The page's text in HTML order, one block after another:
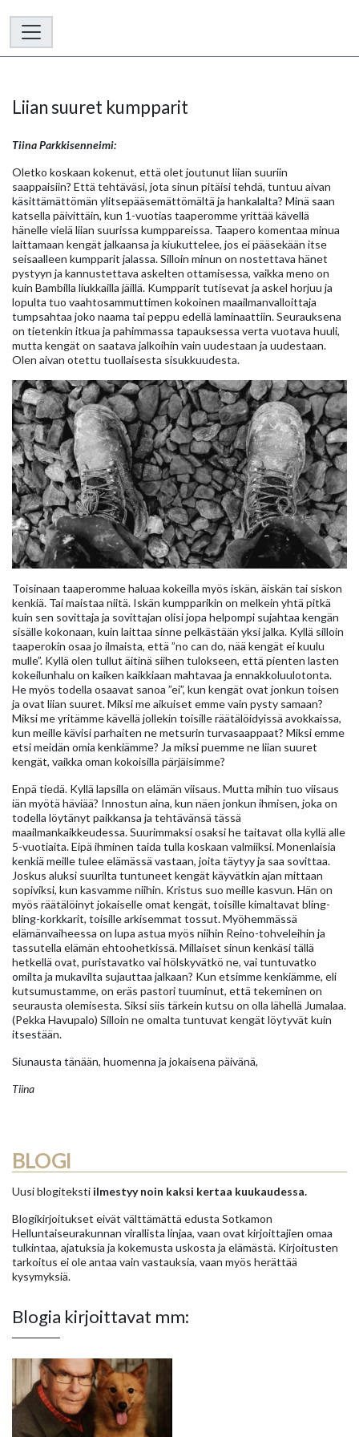
Liian suuret kumpparit
Tiina Parkkisenneimi:
Oletko koskaan kokenut, että olet joutunut liian suuriin
saappaisiin? Että tehtäväsi, jota sinun pitäisi tehdä, tuntuu aivan
käsittämättömän ylitsepääsemättömältä ja hankalalta? Minä saan
katsella päivittäin, kun 1-vuotias taaperomme yrittää kävellä
hänelle vielä liian suurissa kumppareissa. Taapero komentaa minua
laittamaan kengät jalkaansa ja kiukuttelee, jos ei pääsekään itse
seisaalleen kumpparit jalassa. Silloin minun on nostettava hänet
pystyyn ja kannustettava askelten ottamisessa, vaikka meno on
kuin Bambilla liukkailla jäillä. Kumpparit tutisevat ja askel horjuu ja
lopulta tuo vaahtosammuttimen kokoinen maailmanvalloittaja
tumpsahtaa joko naama tai peppu edellä laminaattiin. Seurauksena
on tietenkin itkua ja pahimmassa tapauksessa verta vuotava huuli,
mutta kengät on saatava jalkoihin vain uudestaan ja uudestaan.
Olen aivan otettu tuollaisesta sisukkuudesta.
Toisinaan taaperomme haluaa kokeilla myös iskän, äiskän tai siskon
kenkiä. Tai maistaa niitä. Iskän kumpparikin on melkein yhtä pitkä
kuin sen sovittaja ja sovittajan olisi jopa helpompi sujahtaa kengän
sisälle kokonaan, kuin laittaa sinne pelkästään yksi jalka. Kyllä silloin
taaperokin osaa jo ilmaista, että ”no can do, nää kengät ei kuulu
mulle”. Kyllä olen tullut äitinä siihen tulokseen, että pienten lasten
kokeilunhalu on kaiken kaikkiaan mahtavaa ja ennakkoluulotonta.
He myös todella osaavat sanoa ”ei”, kun kengät ovat jonkun toisen
ja ovat liian suuret. Miksi me aikuiset emme vain pysty samaan?
Miksi me yritämme kävellä jollekin toisille räätälöidyissä avokkaissa,
kun meille kävisi parhaiten ne metsurin turvasaappaat? Miksi emme
etsi meidän omia kenkiämme? Ja miksi puemme ne liian suuret
kengät, vaikka oman kokoisilla pärjäisimme?
Enpä tiedä. Kyllä lapsilla on elämän viisaus. Mutta mihin tuo viisaus
iän myötä häviää? Innostun aina, kun näen jonkun ihmisen, joka on
todella löytänyt paikkansa ja tehtävänsä tässä
maailmankaikkeudessa. Suurimmaksi osaksi he taitavat olla kyllä alle
5-vuotiaita. Eipä ihminen taida tulla koskaan valmiiksi. Monenlaisia
kenkiä meille tulee elämässä vastaan, joita täytyy ja saa sovittaa.
Joskus aluksi suurilta tuntuneet kengät käyvätkin ajan mittaan
sopiviksi, kun kasvamme niihin. Kristus suo meille kasvun. Hän on
myös räätälöinyt jokaiselle omat kengät, toisille kimaltavat bling-
bling-korkkarit, toisille arkisemmat tossut. Myöhemmässä
elämänvaiheessa on lupa astua myös niihin Reino-tohveleihin ja
tassutella elämän ehtoohetkissä. Millaiset sinun kenkäsi tällä
hetkellä ovat, puristavatko vai hölskyvätkö ne, vai tuntuvatko
omilta ja mukavilta sujauttaa jalkaan? Kun etsimme kenkiämme, eli
kutsumustamme, on eräs pastori tuuminut, että tekeminen on
seurausta olemisesta. Siksi siis tärkein kutsu on olla lähellä Jumalaa.
(Pekka Havupalo) Silloin ne omalta tuntuvat kengät löytyvät kuin
itsestään.
Siunausta tänään, huomenna ja jokaisena päivänä,
Tiina
BLOGI
Uusi blogiteksti ilmestyy noin kaksi kertaa kuukaudessa.
Blogikirjoitukset eivät välttämättä edusta Sotkamon
Helluntaiseurakunnan virallista linjaa, vaan ovat kirjoittajien omaa
tulkintaa, ajatuksia ja kokemusta uskosta ja elämästä. Kirjoitusten
tarkoitus ei ole antaa vain vastauksia, vaan myös herättää
kysymyksiä.
Blogia kirjoittavat mm: